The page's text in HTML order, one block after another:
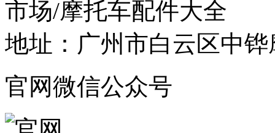
市场/摩托车配件大全
地址：广州市白云区中
官网微信公众号